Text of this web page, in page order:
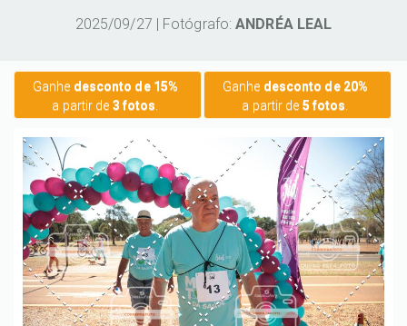
2025/09/27 | Fotógrafo:ANDRÉA LEAL
Ganhe desconto de 15%
a partir de 3 fotos
Ganhe desconto de 20%
a partir de 5 fotos